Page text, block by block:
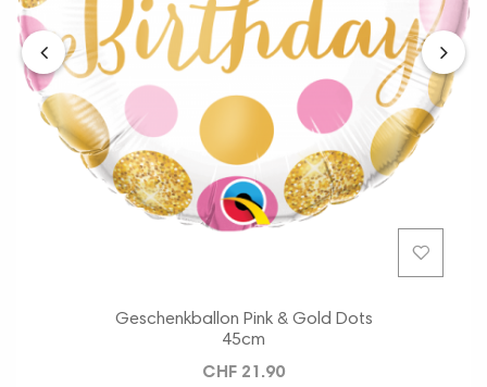
Geschenkballon Pink & Gold Dots
45cm
CHF 21.90
‹ ›